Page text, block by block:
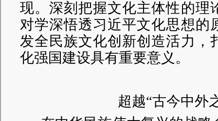
现。深刻把握文化主体性的理
对学深悟透习近平文化思想的
发全民族文化创新创造活力，
化强国建设具有重要意义。
超越“古今中外